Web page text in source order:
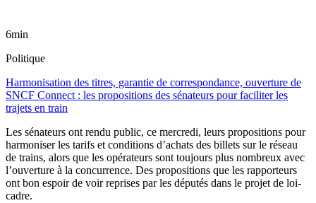
6min
Politique
Harmonisation des titres, garantie de correspondance, ouverture de
SNCF Connect : les propositions des sénateurs pour faciliter les
trajets en train
Les sénateurs ont rendu public, ce mercredi, leurs propositions pour
harmoniser les tarifs et conditions d’achats des billets sur le réseau
de trains, alors que les opérateurs sont toujours plus nombreux avec
l’ouverture à la concurrence. Des propositions que les rapporteurs
ont bon espoir de voir reprises par les députés dans le projet de loi-
cadre.